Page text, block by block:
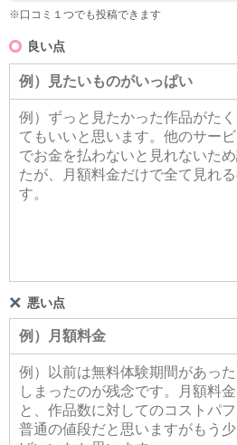
※口コミ１つでも投稿できます
良い点
悪い点